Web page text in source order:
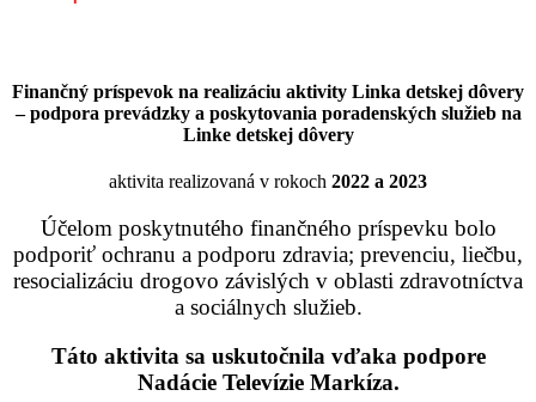
Finančný príspevok na realizáciu aktivity Linka detskej dôvery
– podpora prevádzky a poskytovania poradenských služieb na
Linke detskej dôvery
aktivita realizovaná v rokoch 2022 a 2023
Účelom poskytnutého finančného príspevku bolo
podporiť ochranu a podporu zdravia; prevenciu, liečbu,
resocializáciu drogovo závislých v oblasti zdravotníctva
a sociálnych služieb.
Táto aktivita sa uskutočnila vďaka podpore
Nadácie Televízie Markíza.